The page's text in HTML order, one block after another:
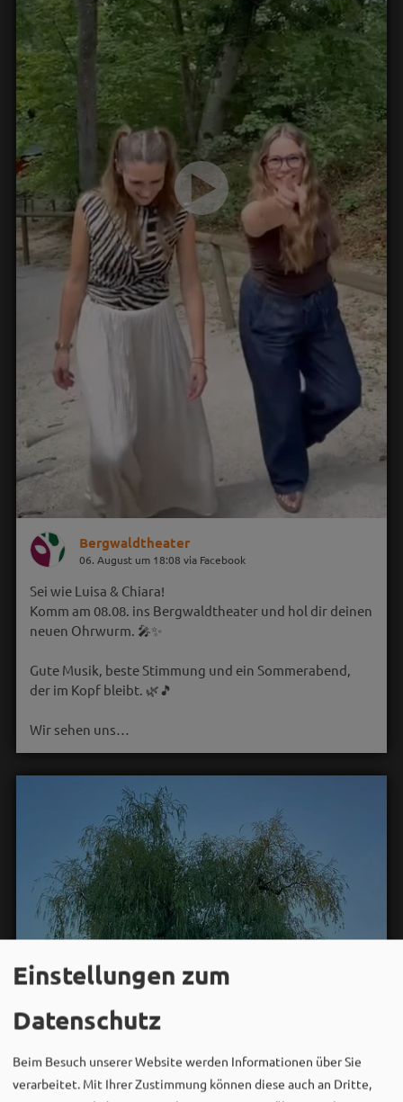
Bergwaldtheater
06. August um 18:08 via Facebook
Sei wie Luisa & Chiara!
Komm am 08.08. ins Bergwaldtheater und hol dir deinen
neuen Ohrwurm. 🎤✨
Gute Musik, beste Stimmung und ein Sommerabend,
der im Kopf bleibt. 🌿🎵
Wir sehen uns…
Einstellungen zum
Datenschutz
Beim Besuch unserer Website werden Informationen über Sie
verarbeitet. Mit Ihrer Zustimmung können diese auch an Dritte,